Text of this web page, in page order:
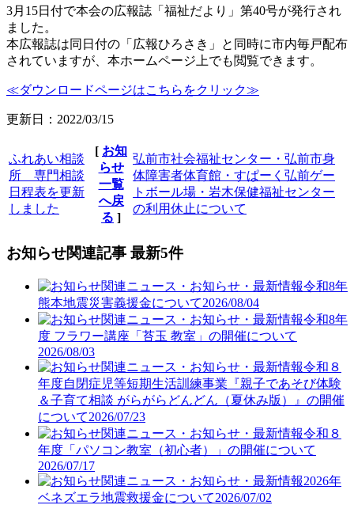
3月15日付で本会の広報誌「福祉だより」第40号が発行され
ました。
本広報誌は同日付の「広報ひろさき」と同時に市内毎戸配布
されていますが、本ホームページ上でも閲覧できます。
≪ダウンロードページはこちらをクリック≫
更新日：2022/03/15
ふれあい相談
所 専門相談
日程表を更新
しました
[ お知
らせ
一覧
へ戻
る ]
弘前市社会福祉センター・弘前市身
体障害者体育館・すぱーく弘前ゲー
トボール場・岩木保健福祉センター
の利用休止について
お知らせ関連記事 最新5件
令和8年
熊本地震災害義援金について2026/08/04
令和8年
度 フラワー講座「苔玉 教室」の開催について
2026/08/03
令和８
年度自閉症児等短期生活訓練事業『親子であそび体験
＆子育て相談 がらがらどんどん（夏休み版）』の開催
について2026/07/23
令和８
年度「パソコン教室（初心者）」の開催について
2026/07/17
2026年
ベネズエラ地震救援金について2026/07/02